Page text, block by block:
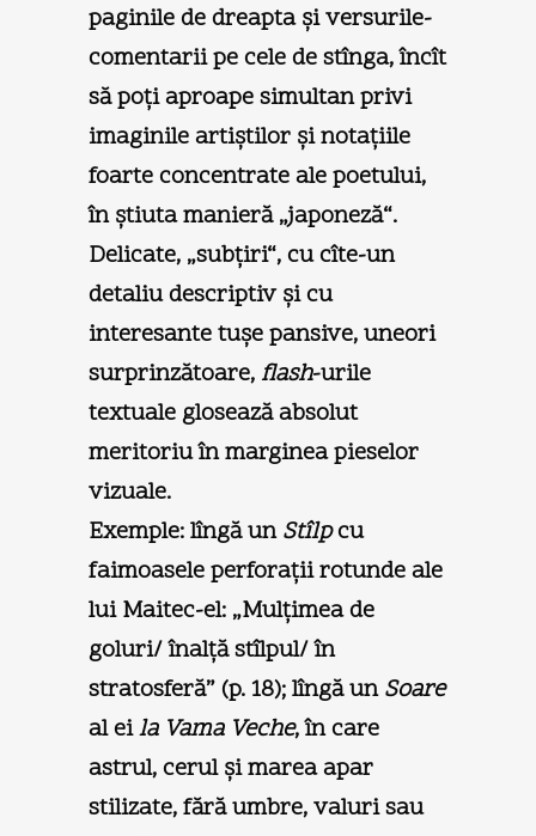
paginile de dreapta şi versurile-
comentarii pe cele de stînga, încît
să poţi aproape simultan privi
imaginile artiştilor şi notaţiile
foarte concentrate ale poetului,
în ştiuta manieră „japoneză“.
Delicate, „subţiri“, cu cîte-un
detaliu descriptiv şi cu
interesante tuşe pansive, uneori
surprinzătoare, flash-urile
textuale glosează absolut
meritoriu în marginea pieselor
vizuale.
Exemple: lîngă unStîlpcu
faimoasele perforaţii rotunde ale
lui Maitec-el: „Mulţimea de
goluri/ înalţă stîlpul/ în
stratosferă” (p. 18); lîngă unSoare
al eila Vama Veche, în care
astrul, cerul şi marea apar
stilizate, fără umbre, valuri sau